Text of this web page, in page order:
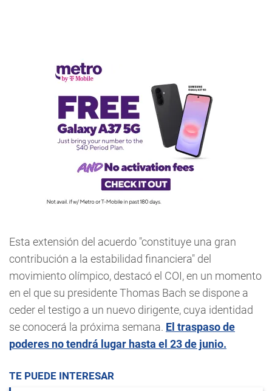
Esta extensión del acuerdo "constituye una gran
contribución a la estabilidad financiera" del
movimiento olímpico, destacó el COI, en un momento
en el que su presidente Thomas Bach se dispone a
ceder el testigo a un nuevo dirigente, cuya identidad
se conocerá la próxima semana. El traspaso de
poderes no tendrá lugar hasta el 23 de junio.
TE PUEDE INTERESAR